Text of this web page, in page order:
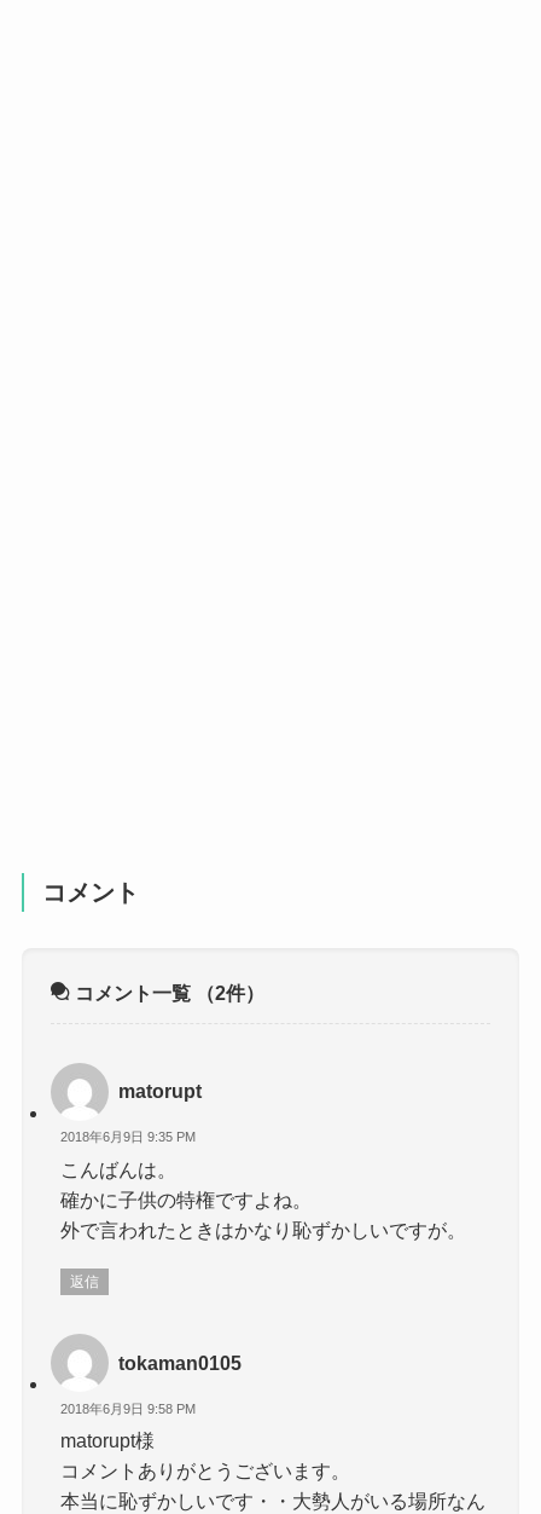
コメント
コメント一覧 （2件）
matorupt
2018年6月9日 9:35 PM
こんばんは。
確かに子供の特権ですよね。
外で言われたときはかなり恥ずかしいですが。
返信
tokaman0105
2018年6月9日 9:58 PM
matorupt様
コメントありがとうございます。
本当に恥ずかしいです・・大勢人がいる場所なん